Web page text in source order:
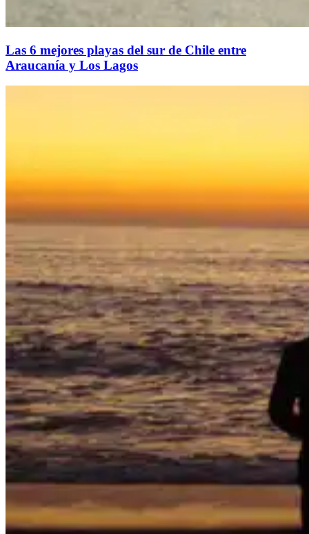
Las 6 mejores playas del sur de Chile entre
Araucanía y Los Lagos